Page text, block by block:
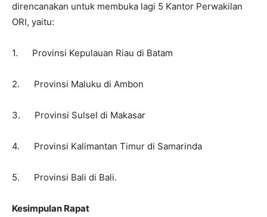
direncanakan untuk membuka lagi 5 Kantor Perwakilan
ORI, yaitu:
1. Provinsi Kepulauan Riau di Batam
2. Provinsi Maluku di Ambon
3. Provinsi Sulsel di Makasar
4. Provinsi Kalimantan Timur di Samarinda
5. Provinsi Bali di Bali.
Kesimpulan Rapat